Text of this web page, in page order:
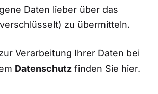
Daten lieber über das
zu übermitteln.
Verarbeitung Ihrer Daten bei
Datenschutz finden Sie hier.